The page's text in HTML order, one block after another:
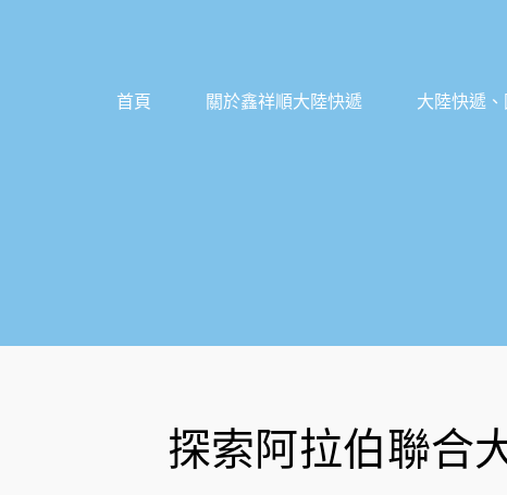
首頁 關於鑫祥順大陸快遞 大陸快遞
探索阿拉伯聯合